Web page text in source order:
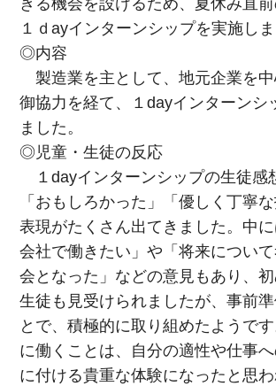
きる機会を設けるため、夏休み直
１ｄayインターンシップを実施しま
◎内容
製造業を主として、地元企業を
御協力を経て、１dayインターンシ
ました。
◎児童・生徒の反応
１dayインターンシップの生徒感
「おもしろかった」「優しく丁寧
表現がたくさん出てきました。中
会社で働きたい」や「将来につい
会となった」などの意見もあり、
生徒も見受けられましたが、事前
とで、積極的に取り組めたようで
に働くことは、自分の適性や仕事
に付ける貴重な体験になったと思わ